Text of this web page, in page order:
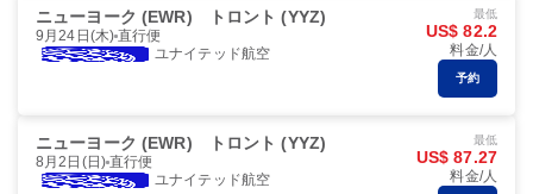
ニューヨーク (EWR) トロント (YYZ)
9月24日(木) 直行便
ユナイテッド航空
最低
US$ 82.2
料金/人
予約
ニューヨーク (EWR) トロント (YYZ)
8月2日(日) 直行便
ユナイテッド航空
最低
US$ 87.27
料金/人